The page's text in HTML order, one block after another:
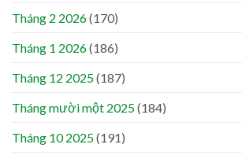
Tháng 2 2026(170)
Tháng 1 2026(186)
Tháng 12 2025(187)
Tháng mười một 2025(184)
Tháng 10 2025(191)